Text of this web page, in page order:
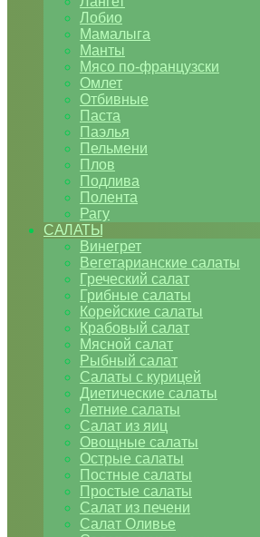
Лобио
Мамалыга
Манты
Мясо по-французски
Омлет
Отбивные
Паста
Паэлья
Пельмени
Плов
Подлива
Полента
Рагу
САЛАТЫ
Винегрет
Вегетарианские салаты
Греческий салат
Грибные салаты
Корейские салаты
Крабовый салат
Мясной салат
Рыбный салат
Салаты с курицей
Диетические салаты
Летние салаты
Салат из яиц
Овощные салаты
Острые салаты
Постные салаты
Простые салаты
Салат из печени
Салат Оливье